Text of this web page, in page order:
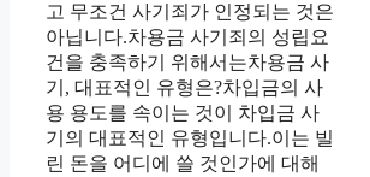
고 무조건 사기죄가 인정되는 것은
아닙니다.차용금 사기죄의 성립요
건을 충족하기 위해서는차용금 사
기, 대표적인 유형은?차입금의 사
용 용도를 속이는 것이 차입금 사
기의 대표적인 유형입니다.이는 빌
린 돈을 어디에 쓸 것인가에 대해